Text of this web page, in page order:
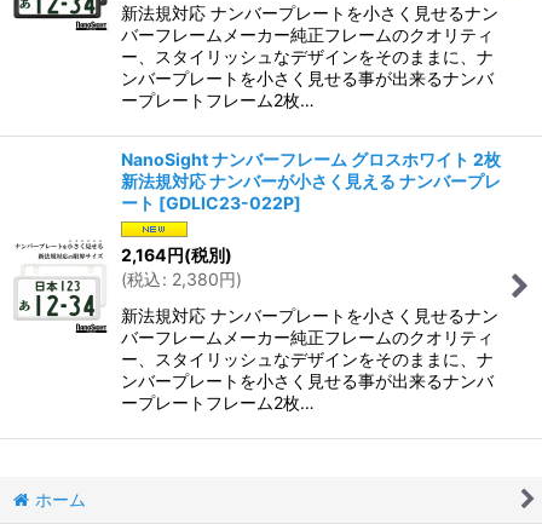
新法規対応 ナンバープレートを小さく見せるナン
バーフレームメーカー純正フレームのクオリティ
ー、スタイリッシュなデザインをそのままに、ナ
ンバープレートを小さく見せる事が出来るナンバ
ープレートフレーム2枚…
NanoSight ナンバーフレーム グロスホワイト 2枚
新法規対応 ナンバーが小さく見える ナンバープレ
ート [GDLIC23-022P]
2,164円(税別)
(税込: 2,380円)
新法規対応 ナンバープレートを小さく見せるナン
バーフレームメーカー純正フレームのクオリティ
ー、スタイリッシュなデザインをそのままに、ナ
ンバープレートを小さく見せる事が出来るナンバ
ープレートフレーム2枚…
ホーム